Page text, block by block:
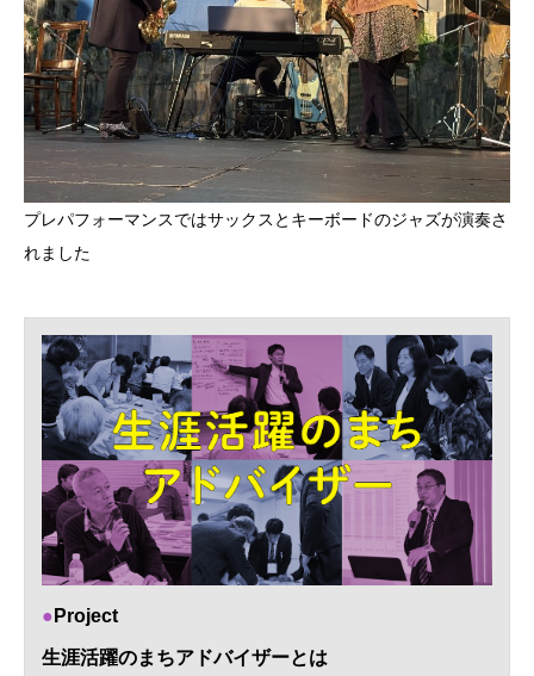
プレパフォーマンスではサックスとキーボードのジャズが演奏さ
れました
Project
生涯活躍のまちアドバイザーとは